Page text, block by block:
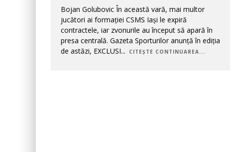
Bojan Golubovic În această vară, mai multor
jucători ai formației CSMS Iași le expiră
contractele, iar zvonurile au început să apară în
presa centrală. Gazeta Sporturilor anunță în ediția
de astăzi, EXCLUSI... CITEȘTE CONTINUAREA...